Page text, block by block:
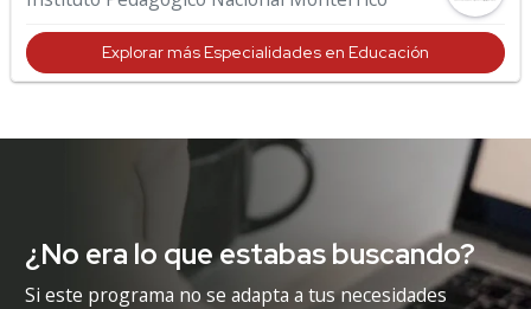
Explorar más Especialidades en Educación
¿No era lo que estabas buscando?
Si este programa no se adapta a tus necesidades